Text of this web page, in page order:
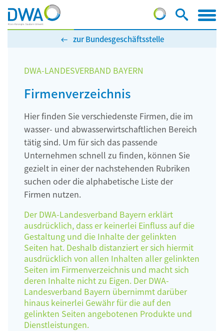
zur Bundesgeschäftsstelle
DWA-LANDESVERBAND BAYERN
Firmenverzeichnis
Hier finden Sie verschiedenste Firmen, die im
wasser- und abwasserwirtschaftlichen Bereich
tätig sind. Um für sich das passende
Unternehmen schnell zu finden, können Sie
gezielt in einer der nachstehenden Rubriken
suchen oder die alphabetische Liste der
Firmen nutzen.
Der DWA-Landesverband Bayern erklärt
ausdrücklich, dass er keinerlei Einfluss auf die
Gestaltung und die Inhalte der gelinkten
Seiten hat. Deshalb distanziert er sich hiermit
ausdrücklich von allen Inhalten aller gelinkten
Seiten im Firmenverzeichnis und macht sich
deren Inhalte nicht zu Eigen. Der DWA-
Landesverband Bayern übernimmt darüber
hinaus keinerlei Gewähr für die auf den
gelinkten Seiten angebotenen Produkte und
Dienstleistungen.